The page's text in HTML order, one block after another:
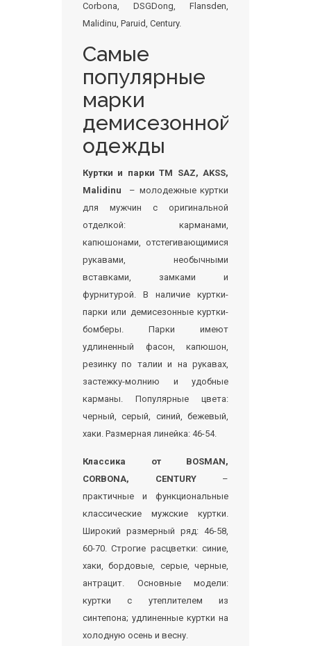
Corbona, DSGDong, Flansden,
Malidinu, Paruid, Century.
Самые
популярные
марки
демисезонной
одежды
Куртки и парки ТМ SAZ, AKSS,
Malidinu
– молодежные куртки
для мужчин с оригинальной
отделкой: карманами,
капюшонами, отстегивающимися
рукавами, необычными
вставками, замками и
фурнитурой. В наличие куртки-
парки или демисезонные куртки-
бомберы. Парки имеют
удлиненный фасон, капюшон,
резинку по талии и на рукавах,
застежку-молнию и удобные
карманы. Популярные цвета:
черный, серый, синий, бежевый,
хаки. Размерная линейка: 46-54.
Классика от BOSMAN,
CORBONA, CENTURY–
практичные и функциональные
классические мужские куртки.
Широкий размерный ряд: 46-58,
60-70. Строгие расцветки: синие,
хаки, бордовые, серые, черные,
антрацит. Основные модели:
куртки с утеплителем из
синтепона; удлиненные куртки на
холодную осень и весну.